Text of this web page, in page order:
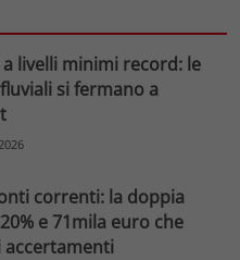
livelli minimi record: le
si fermano a
correnti: la doppia
e 71mila euro che
accertamenti